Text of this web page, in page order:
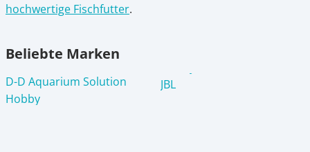
hochwertige Fischfutter.
Beliebte Marken
D-D Aquarium Solution
Hobby
JBL